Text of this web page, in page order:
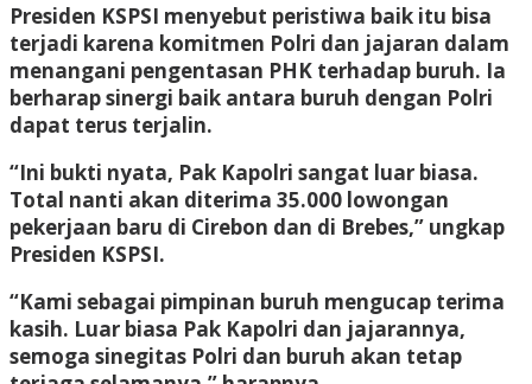
Presiden KSPSI menyebut peristiwa baik itu bisa
terjadi karena komitmen Polri dan jajaran dalam
menangani pengentasan PHK terhadap buruh. Ia
berharap sinergi baik antara buruh dengan Polri
dapat terus terjalin.
“Ini bukti nyata, Pak Kapolri sangat luar biasa.
Total nanti akan diterima 35.000 lowongan
pekerjaan baru di Cirebon dan di Brebes,” ungkap
Presiden KSPSI.
“Kami sebagai pimpinan buruh mengucap terima
kasih. Luar biasa Pak Kapolri dan jajarannya,
semoga sinegitas Polri dan buruh akan tetap